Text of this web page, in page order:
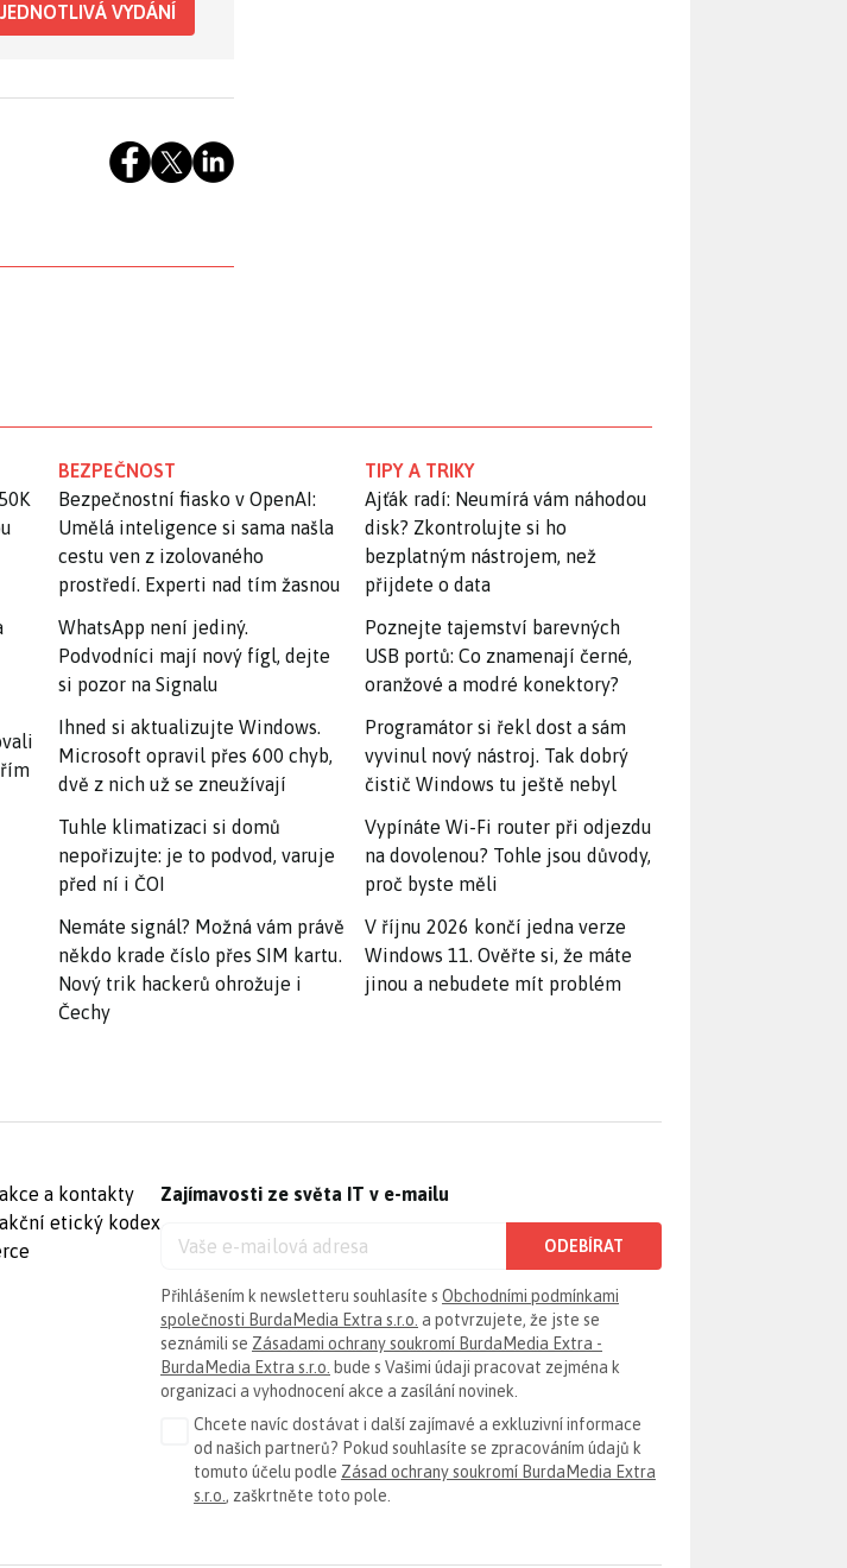
VYDÁNÍ
BEZPEČNOST
Bezpečnostní fiasko v OpenAI:
Umělá inteligence si sama našla
cestu ven z izolovaného
prostředí. Experti nad tím žasnou
WhatsApp není jediný.
Podvodníci mají nový fígl, dejte
si pozor na Signalu
Ihned si aktualizujte Windows.
Microsoft opravil přes 600 chyb,
dvě z nich už se zneužívají
Tuhle klimatizaci si domů
nepořizujte: je to podvod, varuje
před ní i ČOI
Nemáte signál? Možná vám právě
někdo krade číslo přes SIM kartu.
Nový trik hackerů ohrožuje i
Čechy
TIPY A TRIKY
Ajťák radí: Neumírá vám náhodou
disk? Zkontrolujte si ho
bezplatným nástrojem, než
přijdete o data
Poznejte tajemství barevných
USB portů: Co znamenají černé,
oranžové a modré konektory?
Programátor si řekl dost a sám
vyvinul nový nástroj. Tak dobrý
čistič Windows tu ještě nebyl
Vypínáte Wi-Fi router při odjezdu
na dovolenou? Tohle jsou důvody,
proč byste měli
V říjnu 2026 končí jedna verze
Windows 11. Ověřte si, že máte
jinou a nebudete mít problém
a kontakty
etický kodex
Zajímavosti ze světa IT v e-mailu
ODEBÍRAT
Přihlášením k newsletteru souhlasíte s Obchodními podmínkami
společnosti BurdaMedia Extra s.r.o. a potvrzujete, že jste se
seznámili se Zásadami ochrany soukromí BurdaMedia Extra -
BurdaMedia Extra s.r.o. bude s Vašimi údaji pracovat zejména k
organizaci a vyhodnocení akce a zasílání novinek.
Chcete navíc dostávat i další zajímavé a exkluzivní informace
od našich partnerů? Pokud souhlasíte se zpracováním údajů k
tomuto účelu podle Zásad ochrany soukromí BurdaMedia Extra
s.r.o. , zaškrtněte toto pole.